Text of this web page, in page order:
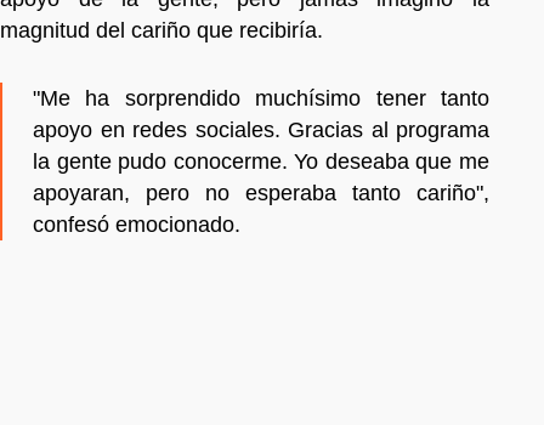
magnitud del cariño que recibiría.
"Me ha sorprendido muchísimo tener tanto
apoyo en redes sociales. Gracias al programa
la gente pudo conocerme. Yo deseaba que me
apoyaran, pero no esperaba tanto cariño",
confesó emocionado.